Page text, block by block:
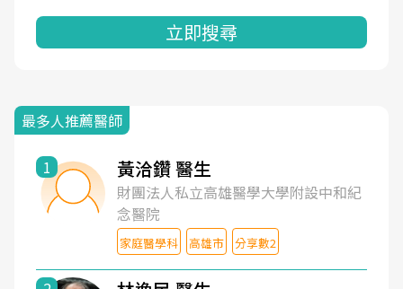
立即搜尋
最多人推薦醫師
1 黃洽鑽 醫生
財團法人私立高雄醫學大學附設中和紀
念醫院
家庭醫學科 高雄市 分享數2